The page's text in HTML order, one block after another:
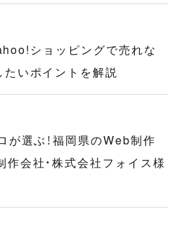
ショッピングで売れな
たいポイントを解説
が選ぶ！福岡県のWeb制作
会社・株式会社フォイス様